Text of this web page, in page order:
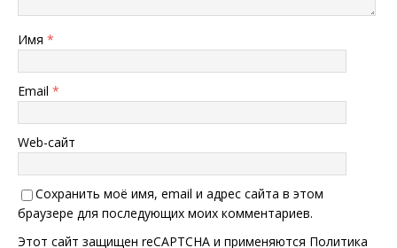
Имя *
Email *
Web-сайт
Сохранить моё имя, email и адрес сайта в этом
браузере для последующих моих комментариев.
Этот сайт защищен reCAPTCHA и применяются Политика